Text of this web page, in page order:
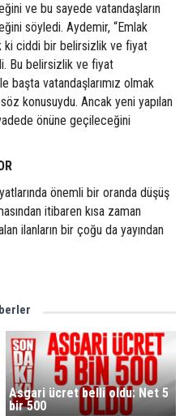
ve bu sayede vatandaşların
söyledi. Aydemir, “Emlak
ki ciddi bir belirsizlik ve fiyat
Bu belirsizlik ve fiyat
başta vatandaşlarımız olmak
konusuydu. Ancak yeni yapılan
önüne geçileceğini
önemli bir oranda düşüş
itibaren kısa zaman
ilanların bir çoğu da yayından
Asgari ücret belli oldu: Net 5
bir 500